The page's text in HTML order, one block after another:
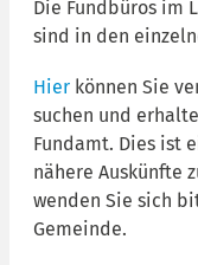
Die Fundbüros im
sind in den
Hier können Sie
suchen und
Fundamt. Dies ist
nähere Auskünfte
wenden Sie sich
Gemeinde.